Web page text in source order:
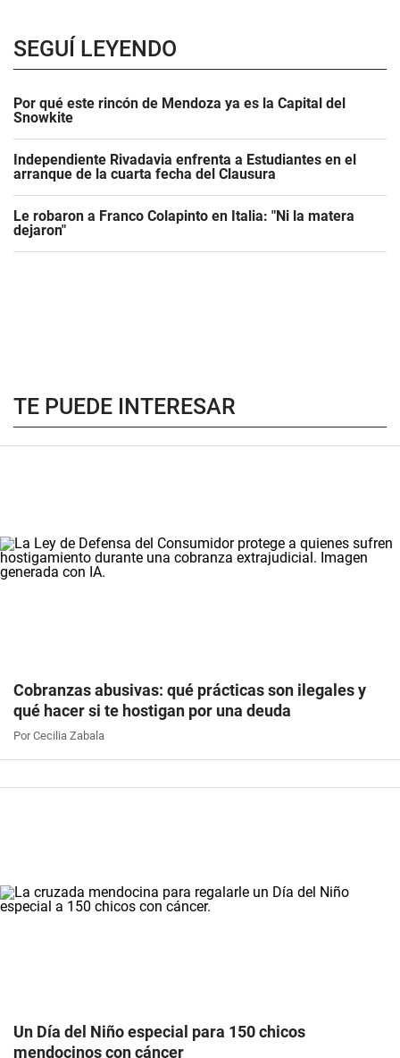
SEGUÍ LEYENDO
Por qué este rincón de Mendoza ya es la Capital del
Snowkite
Independiente Rivadavia enfrenta a Estudiantes en el
arranque de la cuarta fecha del Clausura
Le robaron a Franco Colapinto en Italia: "Ni la matera
dejaron"
TE PUEDE INTERESAR
Cobranzas abusivas: qué prácticas son ilegales y
qué hacer si te hostigan por una deuda
Por Cecilia Zabala
Un Día del Niño especial para 150 chicos
mendocinos con cáncer